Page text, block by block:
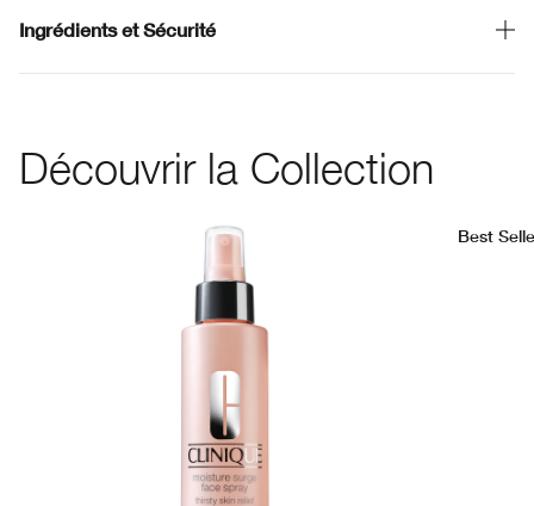
Ingrédients et Sécurité
Découvrir la Collection
Best